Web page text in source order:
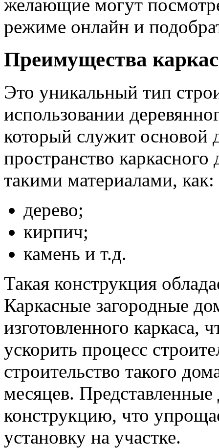
желающие могут
режиме онлайн и
Преимущества
Это уникальный тип
использовании
который служит основой
пространство
такими материалами, как:
дерево;
кирпич;
камень и т.д.
Такая конструкция
Каркасные загородные
изготовленного каркаса,
ускорить процесс
строительство такого
месяцев.
конструкцию, что
установку на участке.